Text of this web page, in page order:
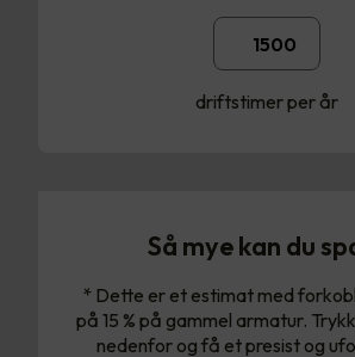
driftstimer per år
Så mye kan du
* Dette er et estimat med
på 15 % på gammel armatur.
nedenfor og få et presist og